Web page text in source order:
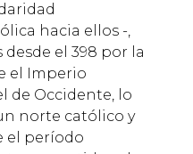
hacia ellos -,
el 398 por la
el Imperio
de Occidente, lo
norte católico y
el período